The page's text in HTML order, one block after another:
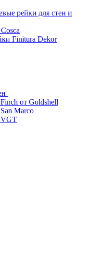
рейки для стен и
Finitura Dekor
от Goldshell
Marco
VGT